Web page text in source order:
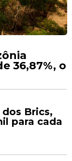
36,87%, o
Brics,
para cada